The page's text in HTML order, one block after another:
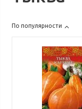
По популярности